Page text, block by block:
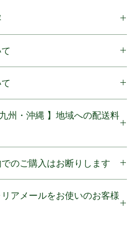
x 1
上
開封品に限り返品を承ります。お
使用・未開封品の場合も商品到着
すと返品をお受けしかねますのでご
注の発送が残っている場合は商品
上の日数を要する場合があります。
発送時期を別途記載しております
い。
ークや夏季・冬季休業期間やクリ
いては、商品の発送まで7日以上の
もございます。休業期間の日程ま
の発送スケジュール及びクリスマス
ールについては、必要に応じて別
州・沖縄 】地域への配送料
合は、商品の購入時に、別途、配
文分については、送料をご購入い
送手配となります。予めご了承く
のご購入はお断りします
ていただいております。再販売目